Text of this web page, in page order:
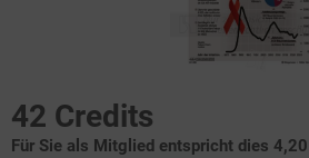
42 Credits
Für Sie als Mitglied entspricht dies 4,20